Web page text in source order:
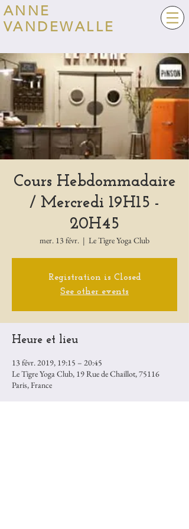
ANNE
VANDEWALLE
Cours Hebdommadaire
/ Mercredi 19H15 -
20H45
mer. 13 févr.
  |
Le Tigre Yoga Club
Registration is Closed
See other events
Heure et lieu
13 févr. 2019, 19:15 – 20:45
Le Tigre Yoga Club, 19 Rue de Chaillot, 75116
Paris, France